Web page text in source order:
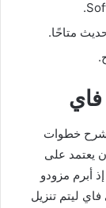
متاحًا.
شرح خطوات
يعتمد على
أبرم مزودو
ليتم تنزيل